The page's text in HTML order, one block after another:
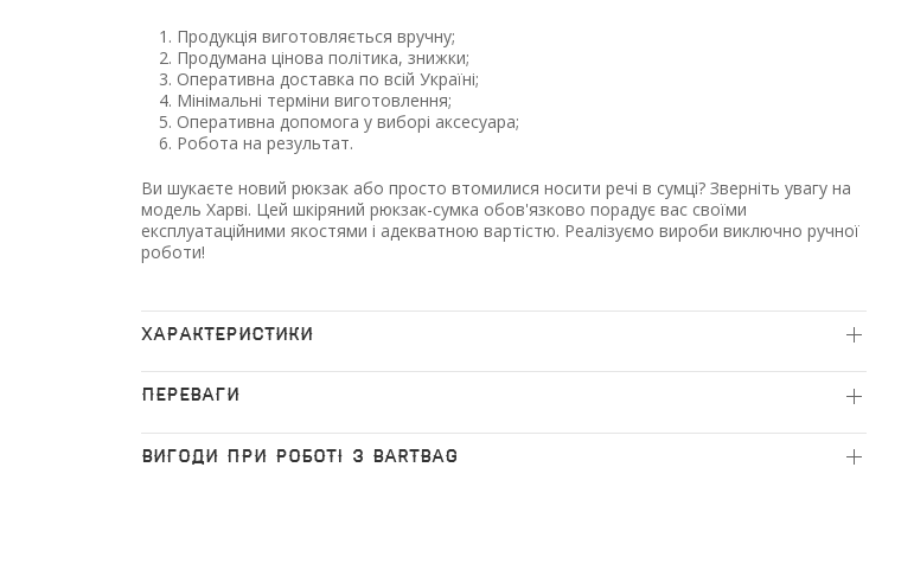
Продукція виготовляється вручну;
Продумана цінова політика, знижки;
Оперативна доставка по всій Україні;
Мінімальні терміни виготовлення;
Оперативна допомога у виборі аксесуара;
Робота на результат.
Ви шукаєте новий рюкзак або просто втомилися носити речі в сумці? Зверніть увагу на
модель Харві. Цей шкіряний рюкзак-сумка обов'язково порадує вас своїми
експлуатаційними якостями і адекватною вартістю. Реалізуємо вироби виключно ручної
роботи!
ХАРАКТЕРИСТИКИ
ПЕРЕВАГИ
ВИГОДИ ПРИ РОБОТІ З BARTBAG